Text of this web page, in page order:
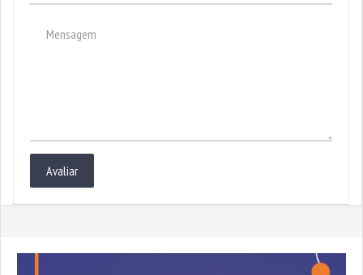
Avaliar